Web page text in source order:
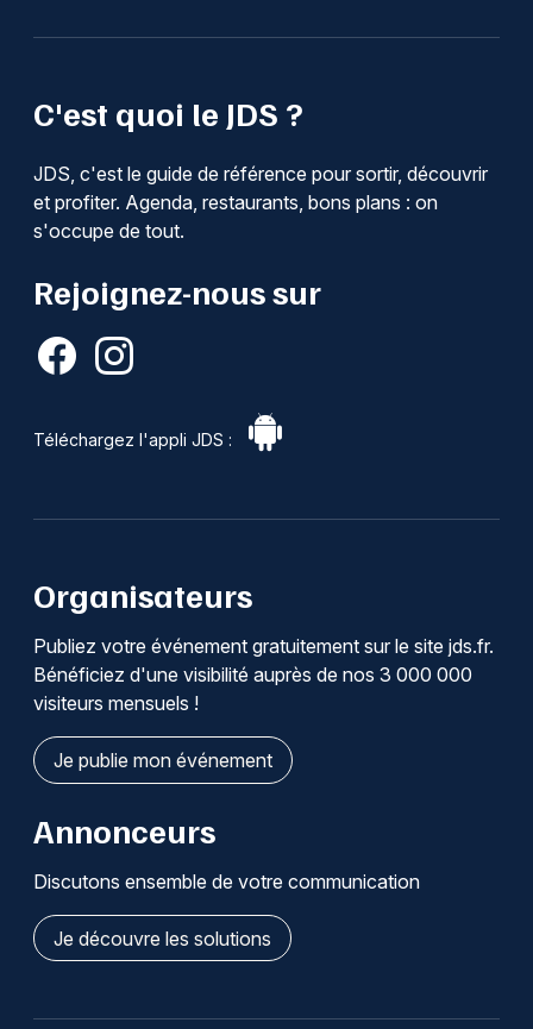
C'est quoi le JDS ?
JDS, c'est le guide de référence pour sortir, découvrir
et profiter. Agenda, restaurants, bons plans : on
s'occupe de tout.
Rejoignez-nous sur
Téléchargez l'appli JDS :
Organisateurs
Publiez votre événement gratuitement sur le site jds.fr.
Bénéficiez d'une visibilité auprès de nos 3 000 000
visiteurs mensuels !
Je publie mon événement
Annonceurs
Discutons ensemble de votre communication
Je découvre les solutions